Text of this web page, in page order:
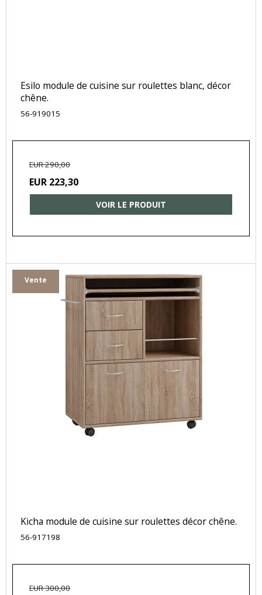
Esilo module de cuisine sur roulettes blanc, décor
chêne.
56-919015
EUR 290,00
EUR 223,30
VOIR LE PRODUIT
Vente
Kicha module de cuisine sur roulettes décor chêne.
56-917198
EUR 300,00